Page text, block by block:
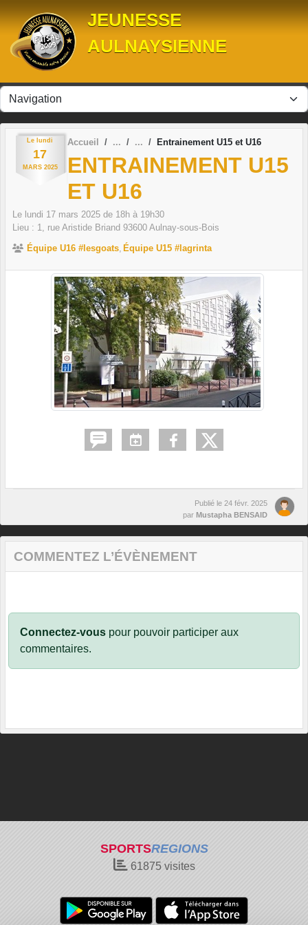
JEUNESSE
AULNAYSIENNE
Le lundi
17
MARS 2025
Accueil Entrainement U15 et U16
ENTRAINEMENT U15
ET U16
Le lundi 17 mars 2025 de 18h à 19h30
Lieu : 1, rue Aristide Briand 93600 Aulnay-sous-Bois
Équipe U16 #lesgoats Équipe U15 #lagrinta
Publié le 24 févr. 2025
par Mustapha BENSAID
COMMENTEZ L’ÉVÈNEMENT
Connectez-vous pour pouvoir participer aux
commentaires.
SPORTSREGIONS
61875visites